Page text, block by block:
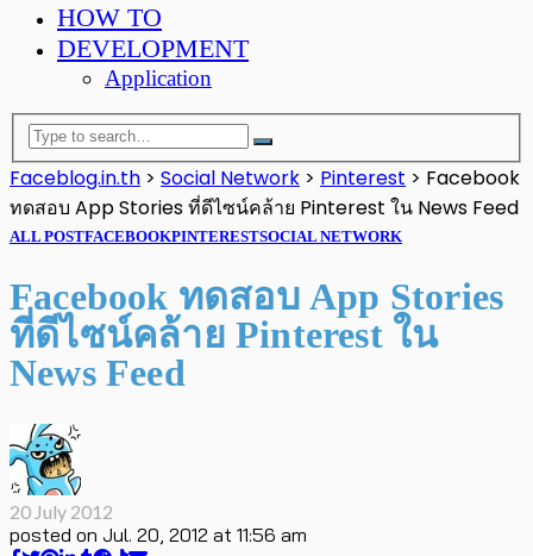
HOW TO
DEVELOPMENT
Application
Faceblog.in.th > Social Network > Pinterest > Facebook
ทดสอบ App Stories ที่ดีไซน์คล้าย Pinterest ใน News Feed
ALL POSTFACEBOOKPINTERESTSOCIAL NETWORK
Facebook ทดสอบ App Stories
ที่ดีไซน์คล้าย Pinterest ใน
News Feed
20 July 2012
posted on Jul. 20, 2012 at 11:56 am